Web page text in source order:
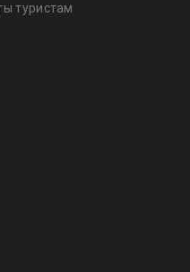
туристам